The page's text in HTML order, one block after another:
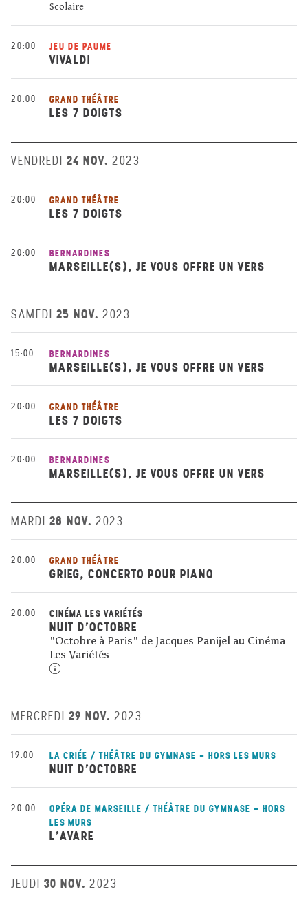
Scolaire
20:00 JEU DE PAUME
VIVALDI
20:00 GRAND THÉÂTRE
LES 7 DOIGTS
VENDREDI 24 NOV. 2023
20:00 GRAND THÉÂTRE
LES 7 DOIGTS
20:00 BERNARDINES
MARSEILLE(S), JE VOUS OFFRE UN VERS
SAMEDI 25 NOV. 2023
15:00 BERNARDINES
MARSEILLE(S), JE VOUS OFFRE UN VERS
20:00 GRAND THÉÂTRE
LES 7 DOIGTS
20:00 BERNARDINES
MARSEILLE(S), JE VOUS OFFRE UN VERS
MARDI 28 NOV. 2023
20:00 GRAND THÉÂTRE
GRIEG, CONCERTO POUR PIANO
20:00 CINÉMA LES VARIÉTÉS
NUIT D’OCTOBRE
"Octobre à Paris" de Jacques Panijel au Cinéma
Les Variétés
MERCREDI 29 NOV. 2023
19:00 LA CRIÉE / THÉÂTRE DU GYMNASE - HORS LES MURS
NUIT D’OCTOBRE
20:00
OPÉRA DE MARSEILLE / THÉÂTRE DU GYMNASE - HORS
LES MURS
L’AVARE
JEUDI 30 NOV. 2023